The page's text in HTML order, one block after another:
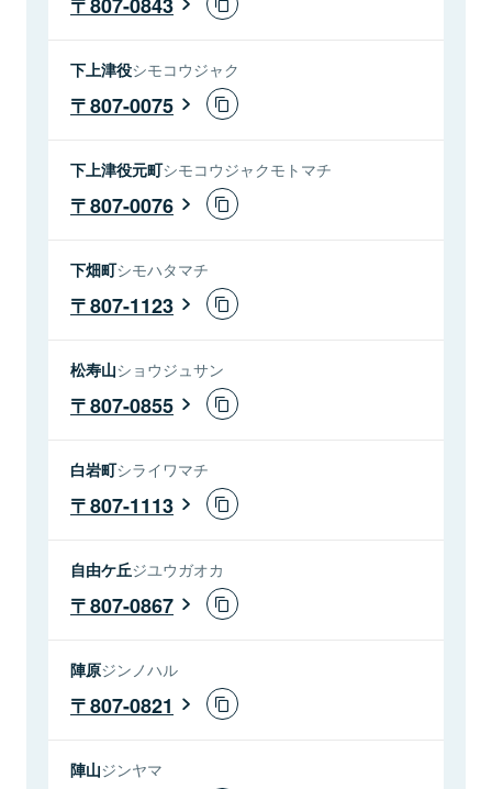
下上津役シモコウジャク
807-0075
下上津役元町シモコウジャクモトマチ
807-0076
下畑町シモハタマチ
807-1123
松寿山ショウジュサン
807-0855
白岩町シライワマチ
807-1113
自由ケ丘ジユウガオカ
807-0867
陣原ジンノハル
807-0821
陣山ジンヤマ